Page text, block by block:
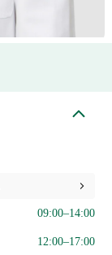
09:00–14:00
12:00–17:00